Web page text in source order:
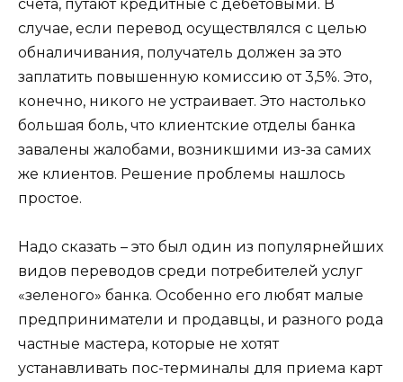
счета, путают кредитные с дебетовыми. В
случае, если перевод осуществлялся с целью
обналичивания, получатель должен за это
заплатить повышенную комиссию от 3,5%. Это,
конечно, никого не устраивает. Это настолько
большая боль, что клиентские отделы банка
завалены жалобами, возникшими из-за самих
же клиентов. Решение проблемы нашлось
простое.
Надо сказать – это был один из популярнейших
видов переводов среди потребителей услуг
«зеленого» банка. Особенно его любят малые
предприниматели и продавцы, и разного рода
частные мастера, которые не хотят
устанавливать пос-терминалы для приема карт